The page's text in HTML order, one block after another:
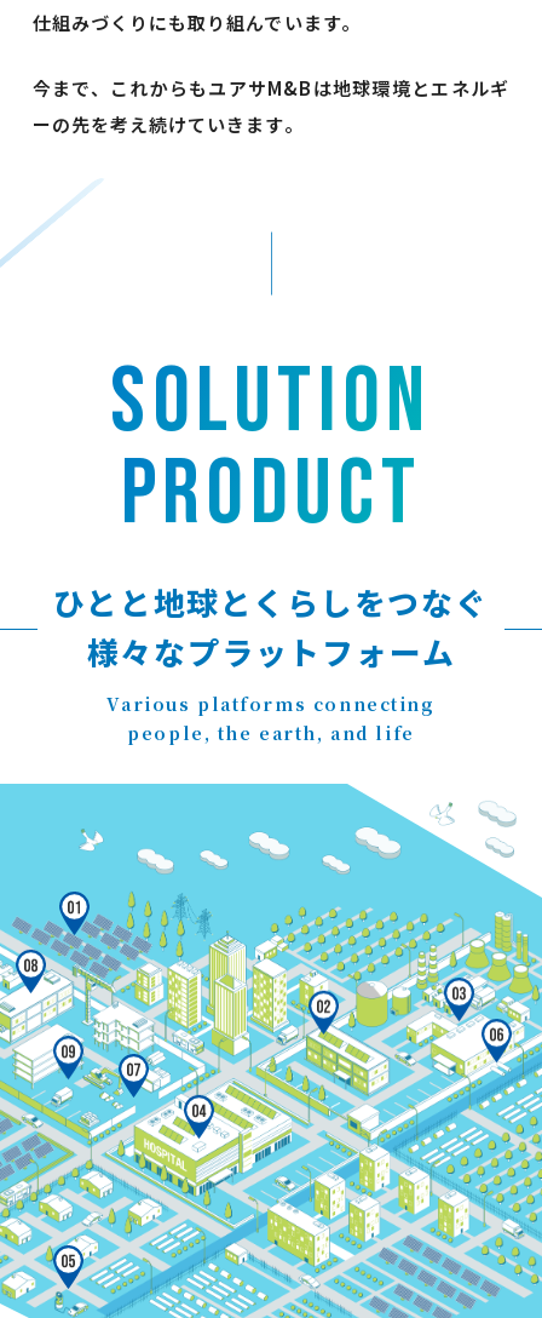
仕組みづくりにも取り組んでいます。
今まで、これからもユアサM&Bは地球環境とエネルギ
ーの先を考え続けていきます。
SOLUTION
PRODUCT
ひとと地球とくらしをつなぐ
様々なプラットフォーム
Various platforms connecting
people, the earth, and life